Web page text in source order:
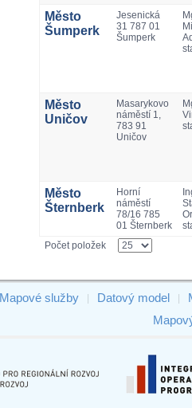
Město
Šumperk
Jesenická
31 787 01
Šumperk
Město
Uničov
Masarykovo
náměstí 1,
783 91
Uničov
Město
Šternberk
Horní
náměstí
78/16 785
01 Šternberk
Počet položek
Mapové služby Datový model